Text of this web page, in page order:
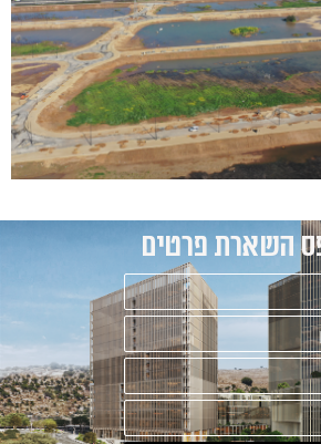
השארת פרטים